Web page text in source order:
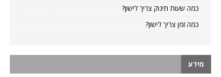
כמה שעות תינוק צריך לישון?
כמה זמן צריך לישון?
מידע